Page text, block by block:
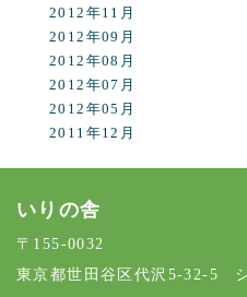
2012年11月
2012年09月
2012年08月
2012年07月
2012年05月
2011年12月
いりの舎
〒155-0032
東京都世田谷区代沢5-32-5